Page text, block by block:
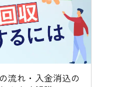
流れ・入金消込の